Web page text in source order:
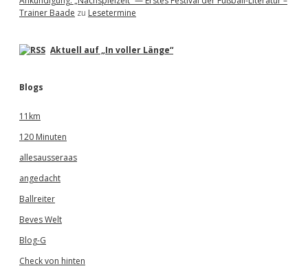
Trainer Baade zu Lesetermine
Aktuell auf „In voller Länge“
Blogs
11km
120 Minuten
allesausseraas
angedacht
Ballreiter
Beves Welt
Blog-G
Check von hinten